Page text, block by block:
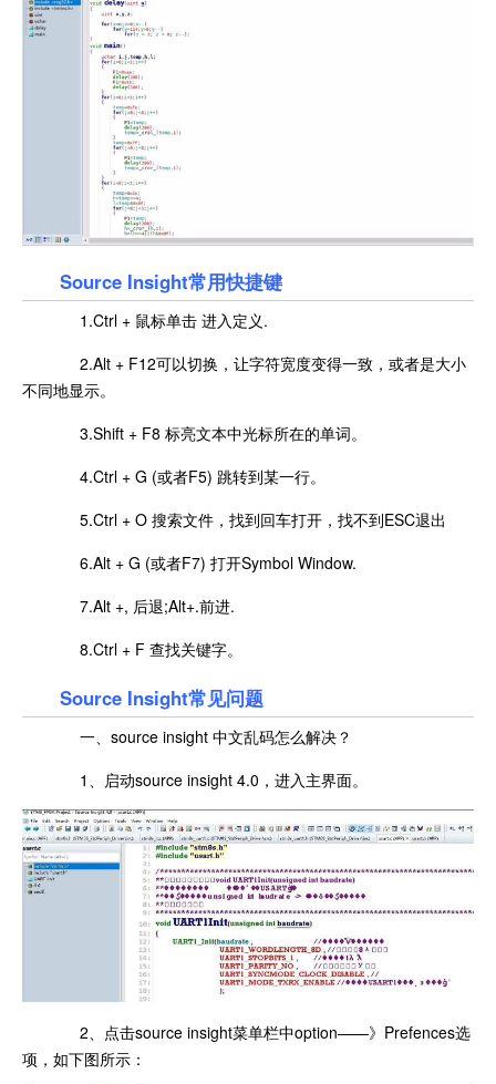
Source Insight常用快捷键
1.Ctrl + 鼠标单击 进入定义.
2.Alt + F12可以切换，让字符宽度变得一致，或者是大小
不同地显示。
3.Shift + F8 标亮文本中光标所在的单词。
4.Ctrl + G (或者F5) 跳转到某一行。
5.Ctrl + O 搜索文件，找到回车打开，找不到ESC退出
6.Alt + G (或者F7) 打开Symbol Window.
7.Alt +, 后退;Alt+.前进.
8.Ctrl + F 查找关键字。
Source Insight常见问题
一、source insight 中文乱码怎么解决？
1、启动source insight 4.0，进入主界面。
2、点击source insight菜单栏中option——》Prefences选
项，如下图所示：